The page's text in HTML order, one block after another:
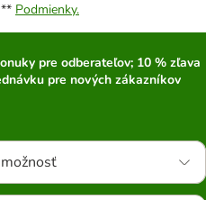
Podmienky.
pre odberateľov; 10 % zľava
pre nových zákazníkov